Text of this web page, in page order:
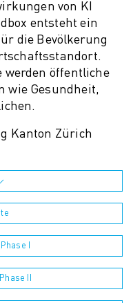
von KI
entsteht ein
die Bevölkerung
werden öffentliche
wie Gesundheit,
Kanton Zürich
I
II